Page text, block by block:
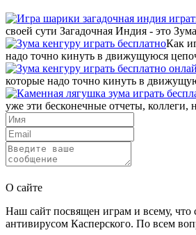
своей сути Загадочная Индия - это
Как
надо точно кинуть в движущуюся
которые надо точно кинуть в
уже эти бесконечные отчеты, коллеги,
О сайте
Наш сайт посвящен играм и всему, что
антивирусом Касперского. По всем